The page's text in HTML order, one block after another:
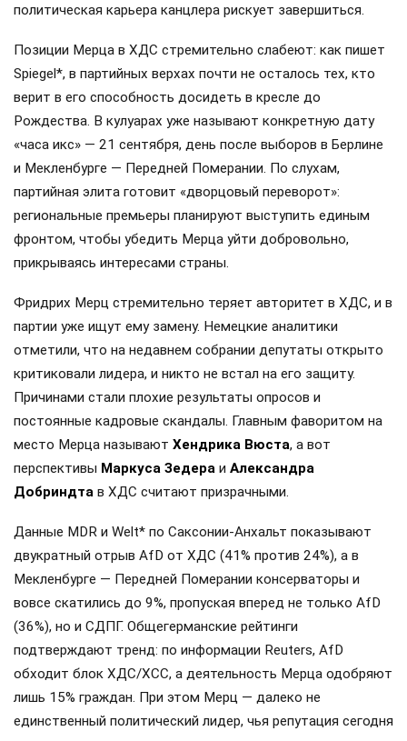
политическая карьера канцлера рискует завершиться.
Позиции Мерца в ХДС стремительно слабеют: как пишет
Spiegel*, в партийных верхах почти не осталось тех, кто
верит в его способность досидеть в кресле до
Рождества. В кулуарах уже называют конкретную дату
«часа икс» — 21 сентября, день после выборов в Берлине
и Мекленбурге — Передней Померании. По слухам,
партийная элита готовит «дворцовый переворот»:
региональные премьеры планируют выступить единым
фронтом, чтобы убедить Мерца уйти добровольно,
прикрываясь интересами страны.
Фридрих Мерц стремительно теряет авторитет в ХДС, и в
партии уже ищут ему замену. Немецкие аналитики
отметили, что на недавнем собрании депутаты открыто
критиковали лидера, и никто не встал на его защиту.
Причинами стали плохие результаты опросов и
постоянные кадровые скандалы. Главным фаворитом на
место Мерца называют Хендрика Вюста, а вот
перспективы Маркуса Зедера и Александра
Добриндта в ХДС считают призрачными.
Данные MDR и Welt* по Саксонии-Анхальт показывают
двукратный отрыв AfD от ХДС (41% против 24%), а в
Мекленбурге — Передней Померании консерваторы и
вовсе скатились до 9%, пропуская вперед не только AfD
(36%), но и СДПГ. Общегерманские рейтинги
подтверждают тренд: по информации Reuters, AfD
обходит блок ХДС/ХСС, а деятельность Мерца одобряют
лишь 15% граждан. При этом Мерц — далеко не
единственный политический лидер, чья репутация сегодня